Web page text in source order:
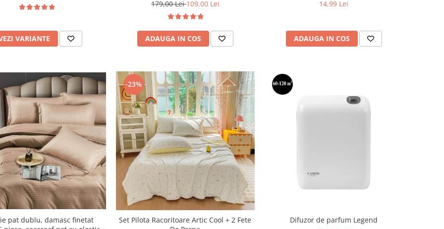
VARIANTE
179,00 Lei109,00 Lei
ADAUGA IN COS
14,99 Lei
ADAUGA IN COS
pat dublu, damasc finetat
-23%
Set Pilota Racoritoare Artic Cool + 2 Fete
Difuzor de parfum Legend